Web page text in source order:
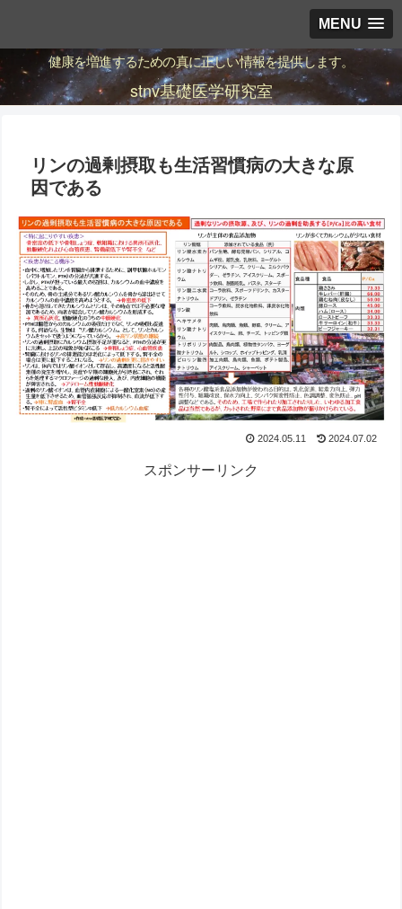
MENU
健康を増進するための真に正しい情報を提供します。
stnv基礎医学研究室
リンの過剰摂取も生活習慣病の大きな原
因である
2024.05.11 2024.07.02
スポンサーリンク